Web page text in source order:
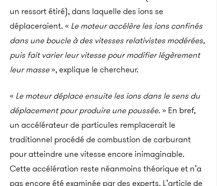
un ressort étiré), dans laquelle des ions se
déplaceraient. « Le moteur accélère les ions confinés
dans une boucle à des vitesses relativistes modérées,
puis fait varier leur vitesse pour modifier légèrement
leur masse», explique le chercheur.
« Le moteur déplace ensuite les ions dans le sens du
déplacement pour produire une poussée.» En bref,
un accélérateur de particules remplacerait le
traditionnel procédé de combustion de carburant
pour atteindre une vitesse encore inimaginable.
Cette accélération reste néanmoins théorique et n’a
pas encore été examinée par des experts. L’article de